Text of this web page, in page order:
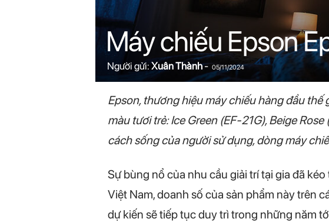
m
Máy chiếu Epson
Người gửi:Xuân Thành- 05/11/2024
Epson, thương hiệu máy chiếu hàng đầu
màu tươi trẻ: Ice Green (EF-21G), Beige
cách sống của người sử dụng, dòng máy
Sự bùng nổ của nhu cầu giải trí tại gia đã
Việt Nam, doanh số của sản phẩm này trên
dự kiến sẽ tiếp tục duy trì trong những năm